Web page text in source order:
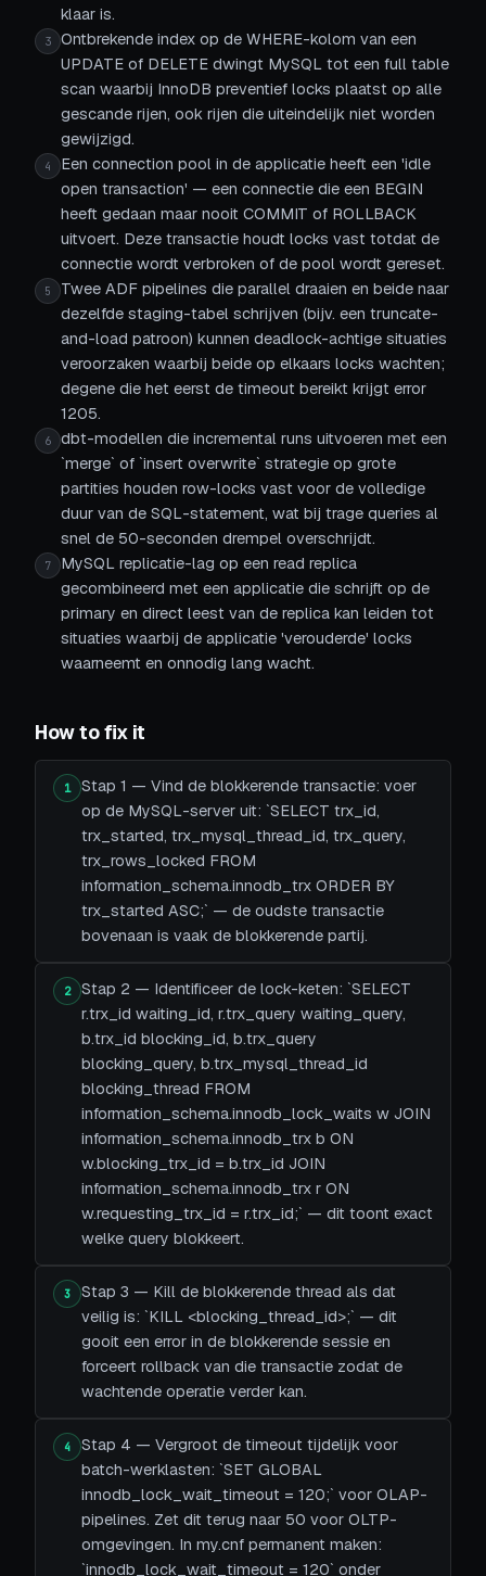
klaar is.
3
Ontbrekende index op de WHERE-kolom van een
UPDATE of DELETE dwingt MySQL tot een full table
scan waarbij InnoDB preventief locks plaatst op alle
gescande rijen, ook rijen die uiteindelijk niet worden
gewijzigd.
4
Een connection pool in de applicatie heeft een 'idle
open transaction' — een connectie die een BEGIN
heeft gedaan maar nooit COMMIT of ROLLBACK
uitvoert. Deze transactie houdt locks vast totdat de
connectie wordt verbroken of de pool wordt gereset.
5
Twee ADF pipelines die parallel draaien en beide naar
dezelfde staging-tabel schrijven (bijv. een truncate-
and-load patroon) kunnen deadlock-achtige situaties
veroorzaken waarbij beide op elkaars locks wachten;
degene die het eerst de timeout bereikt krijgt error
1205.
6
dbt-modellen die incremental runs uitvoeren met een
`merge` of `insert overwrite` strategie op grote
partities houden row-locks vast voor de volledige
duur van de SQL-statement, wat bij trage queries al
snel de 50-seconden drempel overschrijdt.
7
MySQL replicatie-lag op een read replica
gecombineerd met een applicatie die schrijft op de
primary en direct leest van de replica kan leiden tot
situaties waarbij de applicatie 'verouderde' locks
waarneemt en onnodig lang wacht.
How to fix it
1
Stap 1 — Vind de blokkerende transactie: voer
op de MySQL-server uit: `SELECT trx_id,
trx_started, trx_mysql_thread_id, trx_query,
trx_rows_locked FROM
information_schema.innodb_trx ORDER BY
trx_started ASC;` — de oudste transactie
bovenaan is vaak de blokkerende partij.
2
Stap 2 — Identificeer de lock-keten: `SELECT
r.trx_id waiting_id, r.trx_query waiting_query,
b.trx_id blocking_id, b.trx_query
blocking_query, b.trx_mysql_thread_id
blocking_thread FROM
information_schema.innodb_lock_waits w JOIN
information_schema.innodb_trx b ON
w.blocking_trx_id = b.trx_id JOIN
information_schema.innodb_trx r ON
w.requesting_trx_id = r.trx_id;` — dit toont exact
welke query blokkeert.
3
Stap 3 — Kill de blokkerende thread als dat
veilig is: `KILL <blocking_thread_id>;` — dit
gooit een error in de blokkerende sessie en
forceert rollback van die transactie zodat de
wachtende operatie verder kan.
4
Stap 4 — Vergroot de timeout tijdelijk voor
batch-werklasten: `SET GLOBAL
innodb_lock_wait_timeout = 120;` voor OLAP-
pipelines. Zet dit terug naar 50 voor OLTP-
omgevingen. In my.cnf permanent maken:
`innodb_lock_wait_timeout = 120` onder